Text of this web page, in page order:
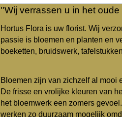
''Wij verrassen u in het
Hortus Flora is uw florist. Wij
passie is bloemen en planten en
boeketten, bruidswerk,
Bloemen zijn van zichzelf al mooi
De frisse en vrolijke kleuren van
het bloemwerk een zomers
werken zo duurzaam mogelijk